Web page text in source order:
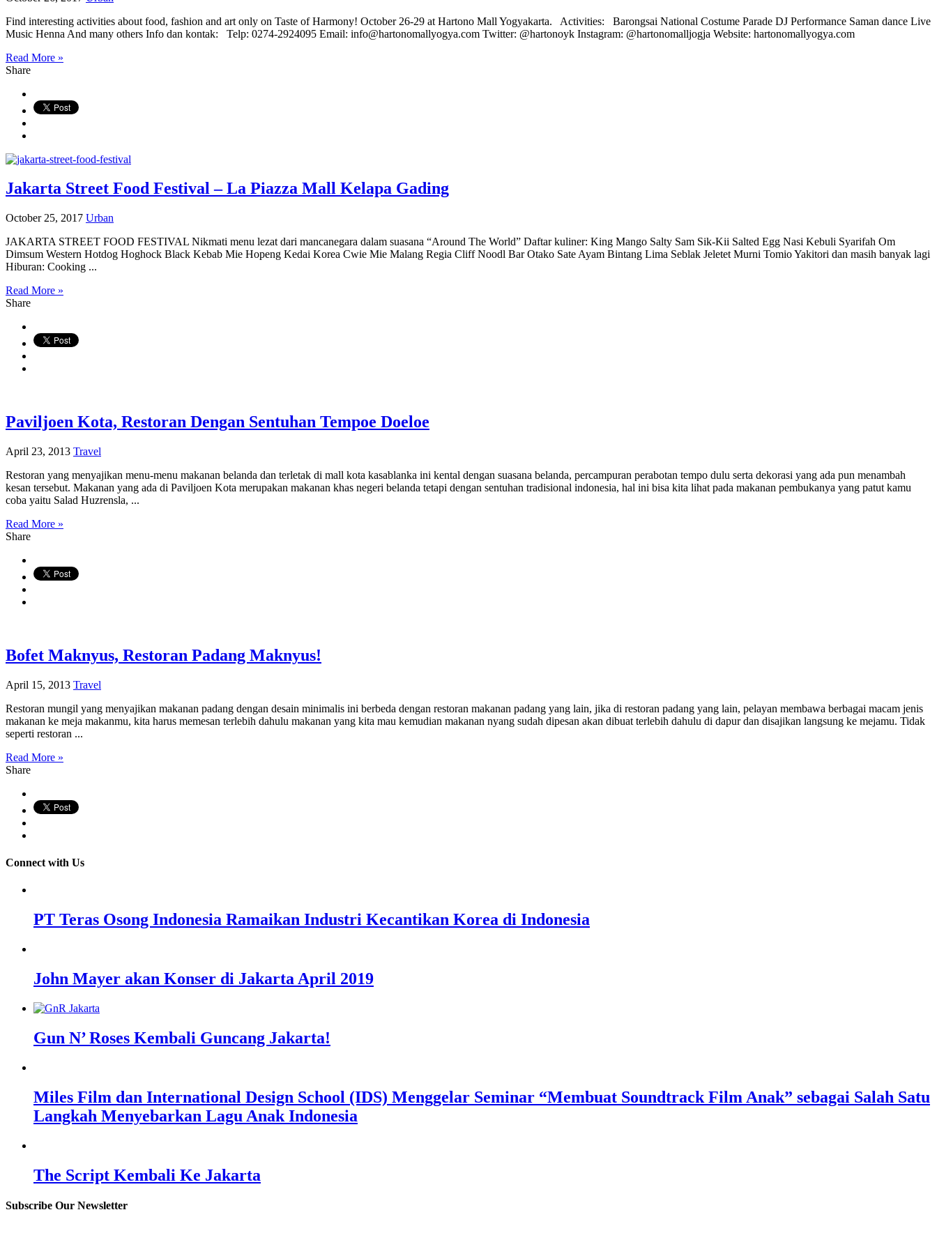
Find interesting activities about food, fashion and art only on Taste of Harmony! October 26-29 at Hartono Mall Yogyakarta. Activities: Barongsai National Costume Parade DJ Performance Saman dance Live
Music Henna And many others Info dan kontak: Telp: 0274-2924095 Email: info@hartonomallyogya.com Twitter: @hartonoyk Instagram: @hartonomalljogja Website: hartonomallyogya.com
Read More »
Share
Jakarta Street Food Festival – La Piazza Mall Kelapa Gading
October 25, 2017 Urban
JAKARTA STREET FOOD FESTIVAL Nikmati menu lezat dari mancanegara dalam suasana “Around The World” Daftar kuliner: King Mango Salty Sam Sik-Kii Salted Egg Nasi Kebuli Syarifah Om
Dimsum Western Hotdog Hoghock Black Kebab Mie Hopeng Kedai Korea Cwie Mie Malang Regia Cliff Noodl Bar Otako Sate Ayam Bintang Lima Seblak Jeletet Murni Tomio Yakitori dan masih banyak lagi
Hiburan: Cooking ...
Read More »
Share
Paviljoen Kota, Restoran Dengan Sentuhan Tempoe Doeloe
April 23, 2013 Travel
Restoran yang menyajikan menu-menu makanan belanda dan terletak di mall kota kasablanka ini kental dengan suasana belanda, percampuran perabotan tempo dulu serta dekorasi yang ada pun menambah
kesan tersebut. Makanan yang ada di Paviljoen Kota merupakan makanan khas negeri belanda tetapi dengan sentuhan tradisional indonesia, hal ini bisa kita lihat pada makanan pembukanya yang patut kamu
coba yaitu Salad Huzrensla, ...
Read More »
Share
Bofet Maknyus, Restoran Padang Maknyus!
April 15, 2013 Travel
Restoran mungil yang menyajikan makanan padang dengan desain minimalis ini berbeda dengan restoran makanan padang yang lain, jika di restoran padang yang lain, pelayan membawa berbagai macam jenis
makanan ke meja makanmu, kita harus memesan terlebih dahulu makanan yang kita mau kemudian makanan nyang sudah dipesan akan dibuat terlebih dahulu di dapur dan disajikan langsung ke mejamu. Tidak
seperti restoran ...
Read More »
Share
Connect with Us
PT Teras Osong Indonesia Ramaikan Industri Kecantikan Korea di Indonesia
John Mayer akan Konser di Jakarta April 2019
Gun N’ Roses Kembali Guncang Jakarta!
Miles Film dan International Design School (IDS) Menggelar Seminar “Membuat Soundtrack Film Anak” sebagai Salah Satu
Langkah Menyebarkan Lagu Anak Indonesia
The Script Kembali Ke Jakarta
Subscribe Our Newsletter